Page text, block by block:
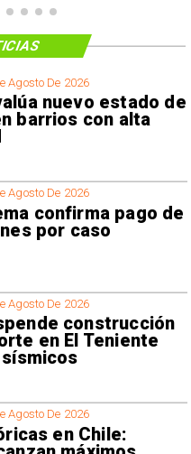
Agosto De 2026
nuevo estado de
barrios con alta
Agosto De 2026
confirma pago de
por caso
Agosto De 2026
construcción
en El Teniente
Agosto De 2026
en Chile: